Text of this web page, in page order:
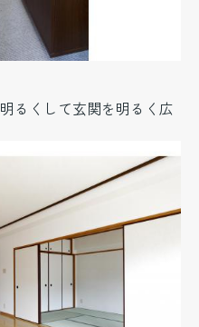
るくして玄関を明るく広